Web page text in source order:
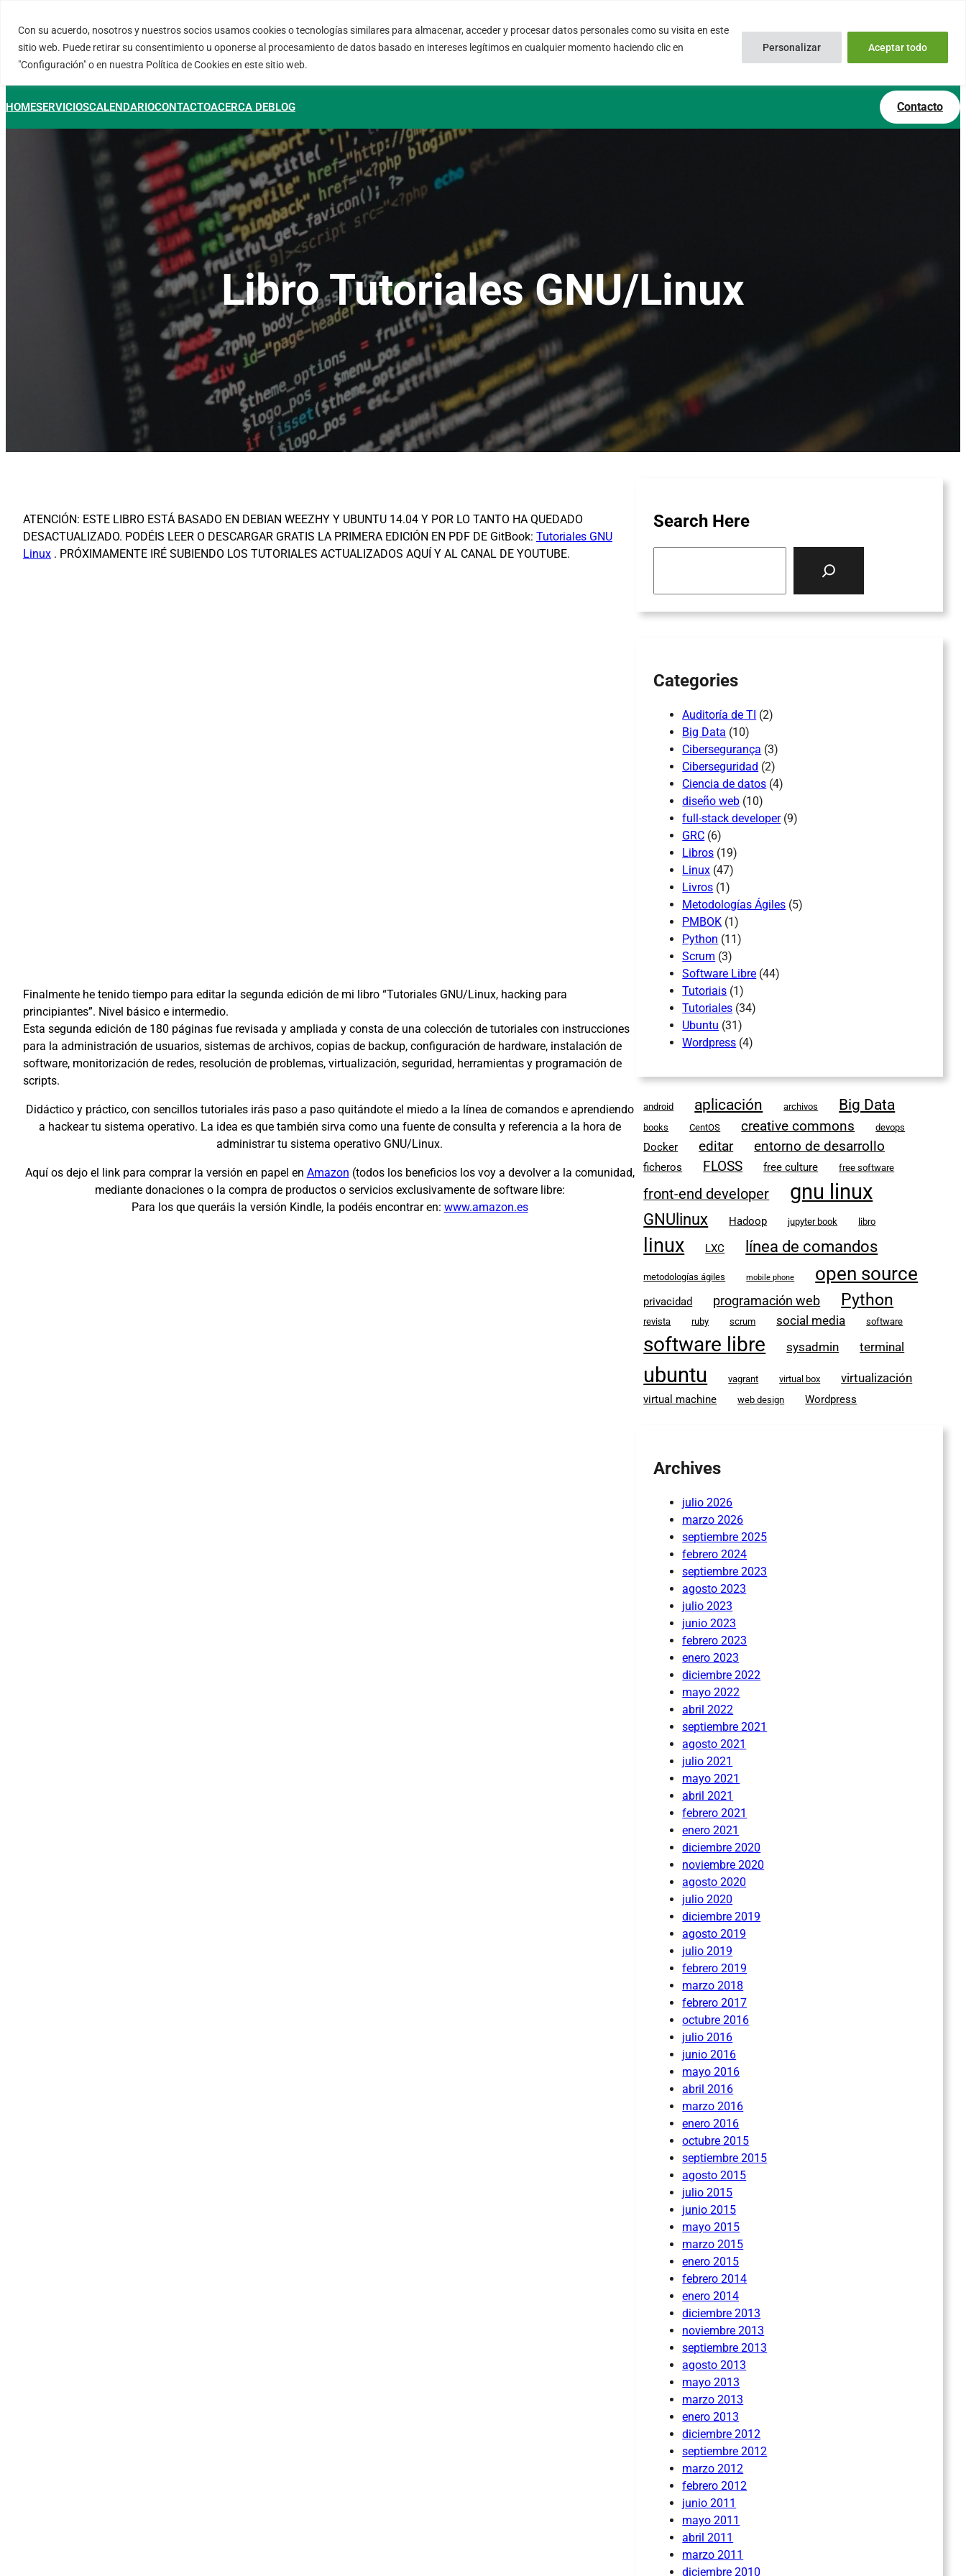
Con su acuerdo, nosotros y nuestros socios usamos cookies o tecnologías similares para almacenar, acceder y procesar datos personales como su visita en este
sitio web. Puede retirar su consentimiento u oponerse al procesamiento de datos basado en intereses legítimos en cualquier momento haciendo clic en
"Configuración" o en nuestra Política de Cookies en este sitio web.
Personalizar Aceptar todo
contenido FORTINUX.COM
08004 – Barcelona
Cataluña – España
info@fortinux.com
0034 – 644 79 25 79
Lun – Vie 9:00 AM a 6:00PM
HOMESERVICIOSCALENDARIOCONTACTOACERCA DEBLOG Contacto
Libro Tutoriales GNU/Linux
ATENCIÓN: ESTE LIBRO ESTÁ BASADO EN DEBIAN WEEZHY Y UBUNTU 14.04 Y POR LO TANTO HA QUEDADO
DESACTUALIZADO. PODÉIS LEER O DESCARGAR GRATIS LA PRIMERA EDICIÓN EN PDF DE GitBook: Tutoriales GNU
Linux . PRÓXIMAMENTE IRÉ SUBIENDO LOS TUTORIALES ACTUALIZADOS AQUÍ Y AL CANAL DE YOUTUBE.
Finalmente he tenido tiempo para editar la segunda edición de mi libro “Tutoriales GNU/Linux, hacking para
principiantes”. Nivel básico e intermedio.
Esta segunda edición de 180 páginas fue revisada y ampliada y consta de una colección de tutoriales con instrucciones
para la administración de usuarios, sistemas de archivos, copias de backup, configuración de hardware, instalación de
software, monitorización de redes, resolución de problemas, virtualización, seguridad, herramientas y programación de
scripts.
Didáctico y práctico, con sencillos tutoriales irás paso a paso quitándote el miedo a la línea de comandos e aprendiendo
a hackear tu sistema operativo. La idea es que también sirva como una fuente de consulta y referencia a la hora de
administrar tu sistema operativo GNU/Linux.
Aquí os dejo el link para comprar la versión en papel en Amazon (todos los beneficios los voy a devolver a la comunidad,
mediante donaciones o la compra de productos o servicios exclusivamente de software libre:
Para los que queráis la versión Kindle, la podéis encontrar en: www.amazon.es
Search Here
Categories
Auditoría de TI (2)
Big Data (10)
Cibersegurança (3)
Ciberseguridad (2)
Ciencia de datos (4)
diseño web (10)
full-stack developer(9)
GRC (6)
Libros (19)
Linux (47)
Livros (1)
Metodologías Ágiles (5)
PMBOK (1)
Python (11)
Scrum (3)
Software Libre (44)
Tutoriais (1)
Tutoriales (34)
Ubuntu (31)
Wordpress (4)
android aplicación archivos Big Data
books CentOS creative commons devops
Docker editar entorno de desarrollo
ficheros FLOSS free culture free software
front-end developer gnu linux
GNUlinux Hadoop jupyter book libro
linux LXC línea de comandos
metodologías ágiles mobile phone open source
privacidad programación web Python
revista ruby scrum social media software
software libre sysadmin terminal
ubuntu vagrant virtual box virtualización
virtual machine web design Wordpress
Archives
julio 2026
marzo 2026
septiembre 2025
febrero 2024
septiembre 2023
agosto 2023
julio 2023
junio 2023
febrero 2023
enero 2023
diciembre 2022
mayo 2022
abril 2022
septiembre 2021
agosto 2021
julio 2021
mayo 2021
abril 2021
febrero 2021
enero 2021
diciembre 2020
noviembre 2020
agosto 2020
julio 2020
diciembre 2019
agosto 2019
julio 2019
febrero 2019
marzo 2018
febrero 2017
octubre 2016
julio 2016
junio 2016
mayo 2016
abril 2016
marzo 2016
enero 2016
octubre 2015
septiembre 2015
agosto 2015
julio 2015
junio 2015
mayo 2015
marzo 2015
enero 2015
febrero 2014
enero 2014
diciembre 2013
noviembre 2013
septiembre 2013
agosto 2013
mayo 2013
marzo 2013
enero 2013
diciembre 2012
septiembre 2012
marzo 2012
febrero 2012
junio 2011
mayo 2011
abril 2011
marzo 2011
diciembre 2010